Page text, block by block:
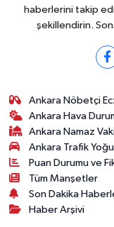
haberlerini takip
şekillendirin.
Ankara Nöbetçi
Ankara Hava
Ankara Namaz
Ankara Trafik
Puan Durumu ve
Tüm Manşetler
Son Dakika
Haber Arşivi